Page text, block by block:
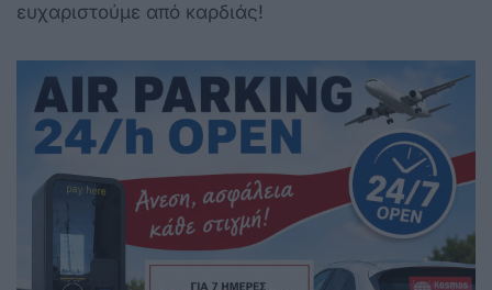
ευχαριστούμε από καρδιάς!